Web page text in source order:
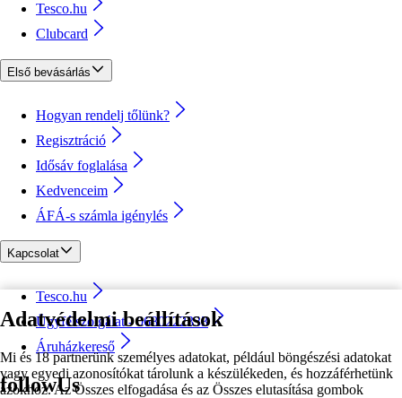
Adatvédelmi beállítások
Mi és 18 partnerünk személyes adatokat, például böngészési adatokat
vagy egyedi azonosítókat tárolunk a készülékeden, és hozzáférhetünk
azokhoz. Az Összes elfogadása és az Összes elutasítása gombok
Tesco.hu
Clubcard
Első bevásárlás
Hogyan rendelj tőlünk?
Regisztráció
Idősáv foglalása
Kedvenceim
ÁFÁ-s számla igénylés
Kapcsolat
Tesco.hu
Ügyfélszolgálat - 0680222333
Áruházkereső
followUs